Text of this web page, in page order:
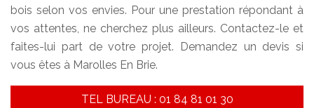
bois selon vos envies. Pour une prestation répondant à
vos attentes, ne cherchez plus ailleurs. Contactez-le et
faites-lui part de votre projet. Demandez un devis si
vous êtes à Marolles En Brie.
TEL BUREAU : 01 84 81 01 30